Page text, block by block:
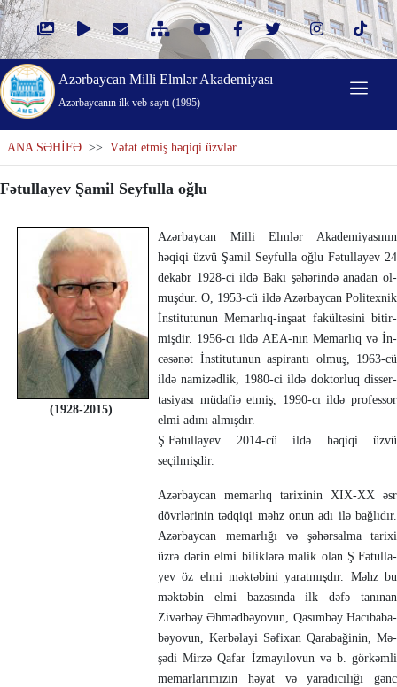
Azərbaycan Milli Elmlər Akademiyası
Azərbaycanın ilk veb saytı (1995)
ANA SƏHİFƏ >> Vəfat etmiş həqiqi üzvlər
Fətullayev Şamil Seyfulla oğlu
Azərbaycan Milli Elmlər Akademiya­sı­nın
həqiqi üzvü Şamil Seyfulla oğlu Fətul­layev 24
dekabr 1928-ci ildə Bakı şəhərində anadan ol­­
muş­dur. O, 1953-cü ildə Azərbaycan Poli­tex­nik
İns­ti­­tu­tunun Memar­lıq-inşaat fa­kül­təsini bitir­
miş­dir. 1956-cı ildə AEA-nın Memarlıq və İn­
cə­sənət İnsti­tutunun aspirantı olmuş, 1963-cü
il­də namizədlik, 1980-ci ildə doktorluq dis­ser­
ta­siyası müdafiə etmiş, 1990-cı ildə professor
elmi adını­ almışdır.
Ş.Fətullayev 2014-cü ildə həqiqi üzvü
seçilmişdir.
Azərbaycan memarlıq tarixinin XIX-XX əsr
dövrlərinin tədqiqi məhz onun adı ilə bağlıdır.
Azərbaycan memarlığı və şə­hər­sal­ma­ tarixi
üzrə dərin elmi bi­liklərə malik olan Ş.Fə­tul­la­
yev öz elmi məktəbini yarat­mış­dır. Məhz bu
məktə­bin elmi baza­sın­da ilk dəfə tanınan
Zivərbəy Əhmədbə­yo­vun, Qa­sımbəy Hacı­ba­­ba­
bə­yo­vun, Kər­bə­la­yi Səfi­xan Qarabağinin, Mə­
şə­di Mirzə Qafar İz­ma­yı­lo­vun və b. görkəmli
memar­la­rımızın həyat və ya­ra­dı­cı­lı­ğı gənc
(1928-2015)